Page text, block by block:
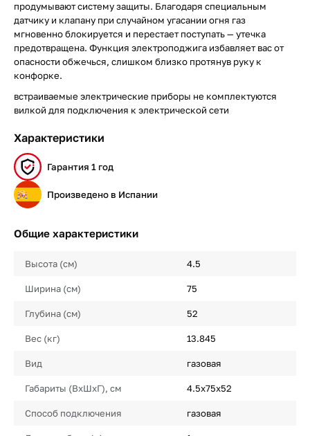
продумывают систему защиты. Благодаря специальным
датчику и клапану при случайном угасании огня газ
мгновенно блокируется и перестает поступать — утечка
предотвращена. Функция электроподжига избавляет вас от
опасности обжечься, слишком близко протянув руку к
конфорке.
встраиваемые электрические приборы не комплектуются
вилкой для подключения к электрической сети
Характеристики
Гарантия 1 год
Произведено в Испании
Общие характеристики
Высота (см) 4.5
Ширина (см) 75
Глубина (см) 52
Вес (кг) 13.845
Вид газовая
Габариты (ВхШхГ), см 4.5х75х52
Способ подключения газовая